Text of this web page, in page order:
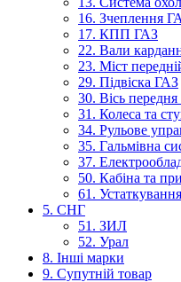
16. Зчеплення
17. КПП ГАЗ
22. Вали
23. Міст
29. Підвіска ГАЗ
30. Вісь
31. Колеса та
34. Рульове
35. Гальмівна
37.
50. Кабіна та
61.
5. СНГ
51. ЗИЛ
52. Урал
8. Інші марки
9. Супутній товар